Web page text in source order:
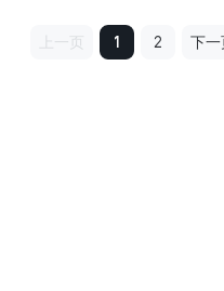
上一页 1 2 下